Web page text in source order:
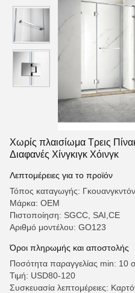
Χωρίς πλαισίωμα Τρεις
Διαφανές Χίνγκιγκ Χόινγκ
Λεπτομέρειες για το προϊόν
Τόπος καταγωγής:
Μάρκα: OEM
Πιστοποίηση: SGCC, SAI,CE
Αριθμό μοντέλου: GO123
Όροι πληρωμής και αποστολής
Ποσότητα παραγγελίας min: 10
Τιμή: USD80-120
Συσκευασία λεπτομέρειες: